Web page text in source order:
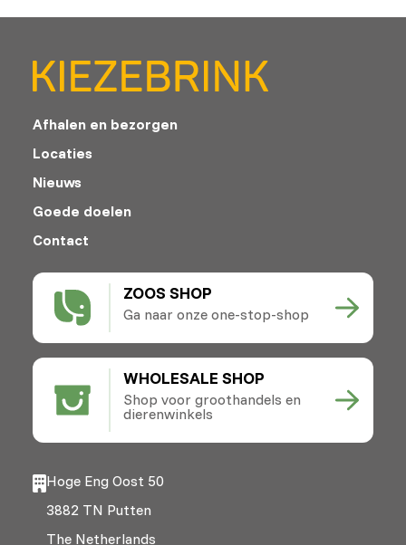
ZOOS SHOP
Ga naar onze one-stop-shop
WHOLESALE SHOP
Shop voor groothandels en
dierenwinkels
Afhalen en bezorgen
Locaties
Nieuws
Goede doelen
Contact
Hoge Eng Oost 50
3882 TN Putten
The Netherlands